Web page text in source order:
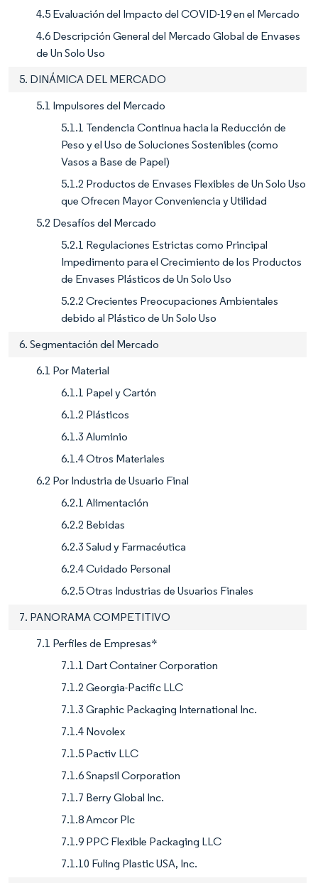
4.5 Evaluación del Impacto del COVID-19 en el Mercado
4.6 Descripción General del Mercado Global de Envases
de Un Solo Uso
5. DINÁMICA DEL MERCADO
5.1 Impulsores del Mercado
5.1.1 Tendencia Continua hacia la Reducción de
Peso y el Uso de Soluciones Sostenibles (como
Vasos a Base de Papel)
5.1.2 Productos de Envases Flexibles de Un Solo Uso
que Ofrecen Mayor Conveniencia y Utilidad
5.2 Desafíos del Mercado
5.2.1 Regulaciones Estrictas como Principal
Impedimento para el Crecimiento de los Productos
de Envases Plásticos de Un Solo Uso
5.2.2 Crecientes Preocupaciones Ambientales
debido al Plástico de Un Solo Uso
6. Segmentación del Mercado
6.1 Por Material
6.1.1 Papel y Cartón
6.1.2 Plásticos
6.1.3 Aluminio
6.1.4 Otros Materiales
6.2 Por Industria de Usuario Final
6.2.1 Alimentación
6.2.2 Bebidas
6.2.3 Salud y Farmacéutica
6.2.4 Cuidado Personal
6.2.5 Otras Industrias de Usuarios Finales
7. PANORAMA COMPETITIVO
7.1 Perfiles de Empresas*
7.1.1 Dart Container Corporation
7.1.2 Georgia-Pacific LLC
7.1.3 Graphic Packaging International Inc.
7.1.4 Novolex
7.1.5 Pactiv LLC
7.1.6 Snapsil Corporation
7.1.7 Berry Global Inc.
7.1.8 Amcor Plc
7.1.9 PPC Flexible Packaging LLC
7.1.10 Fuling Plastic USA, Inc.